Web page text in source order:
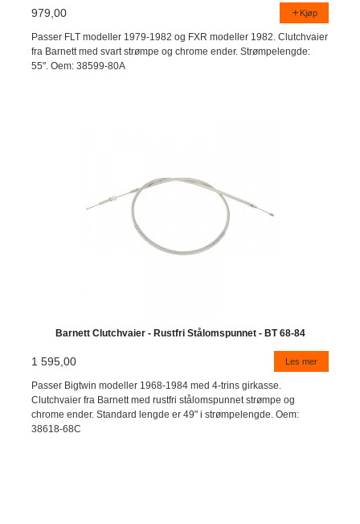
979,00 Kjøp
Passer FLT modeller 1979-1982 og FXR modeller 1982. Clutchvaier
fra Barnett med svart strømpe og chrome ender. Strømpelengde:
55". Oem: 38599-80A
Barnett Clutchvaier - Rustfri Stålomspunnet - BT 68-84
1 595,00 Les mer
Passer Bigtwin modeller 1968-1984 med 4-trins girkasse.
Clutchvaier fra Barnett med rustfri stålomspunnet strømpe og
chrome ender. Standard lengde er 49" i strømpelengde. Oem:
38618-68C